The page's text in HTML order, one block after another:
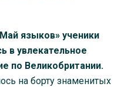
языков» ученики
в увлекательное
по Великобритании.
на борту знаменитых